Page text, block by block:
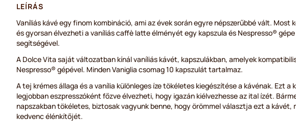
LEÍRÁS
Vaníliás kávé egy finom kombináció, ami az évek során egyre népszerűbbé vált. Most
és gyorsan élvezheti a vaníliás caffè latte élményét egy kapszula és Nespresso® gépe
segítségével.
A Dolce Vita saját változatban kínál vaníliás kávét, kapszulákban, amelyek
Nespresso® gépével. Minden Vaniglia csomag 10 kapszulát tartalmaz.
A tej krémes állaga és a vanília különleges íze tökéletes kiegészítése a kávénak. Ezt a
legjobban eszpresszóként főzve élvezheti, hogy igazán kiélvezhesse az ital ízét.
napszakban tökéletes, biztosak vagyunk benne, hogy örömmel választja ezt a kávét,
kedvenc élénkítőjét.